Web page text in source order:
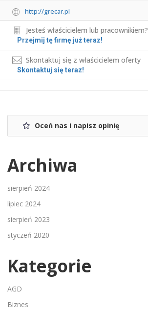
http://grecar.pl
Jesteś właścicielem lub pracownikiem?
Przejmij tę firmę już teraz!
Skontaktuj się z właścicielem oferty
Skontaktuj się teraz!
Oceń nas i napisz opinię
Archiwa
sierpień 2024
lipiec 2024
sierpień 2023
styczeń 2020
Kategorie
AGD
Biznes